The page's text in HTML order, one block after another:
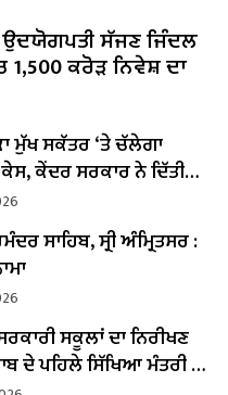
ਉਦਯੋਗਪਤੀ ਸੱਜਣ ਜਿੰਦਲ
ਕਰੋੜ ਨਿਵੇਸ਼ ਦਾ
ਮੁੱਖ ਸਕੱਤਰ ‘ਤੇ ਚੱਲੇਗਾ
ਕੇਸ, ਕੇਂਦਰ ਸਰਕਾਰ ਨੇ ਦਿੱਤੀ
ਸਾਹਿਬ, ਸ੍ਰੀ ਅੰਮ੍ਰਿਤਸਰ :
ਸਕੂਲਾਂ ਦਾ ਨਿਰੀਖਣ
ਦੇ ਪਹਿਲੇ ਸਿੱਖਿਆ ਮੰਤਰੀ ਬਣੇ